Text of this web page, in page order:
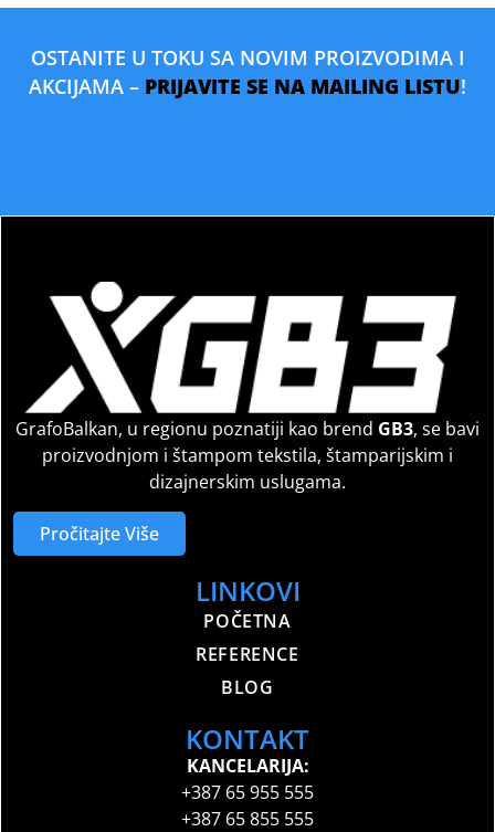
OSTANITE U TOKU SA NOVIM PROIZVODIMA I
AKCIJAMA – PRIJAVITE SE NA MAILING LISTU!
GrafoBalkan, u regionu poznatiji kao brend GB3, se bavi
proizvodnjom i štampom tekstila, štamparijskim i
dizajnerskim uslugama.
Pročitajte Više
LINKOVI
POČETNA
REFERENCE
BLOG
KONTAKT
KANCELARIJA:
+387 65 955 555
+387 65 855 555